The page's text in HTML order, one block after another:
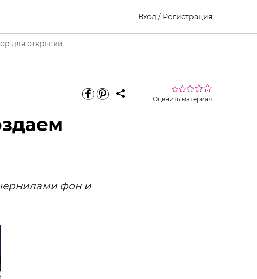
Вход / Регистрация
для открытки
Оценить материал
фон и